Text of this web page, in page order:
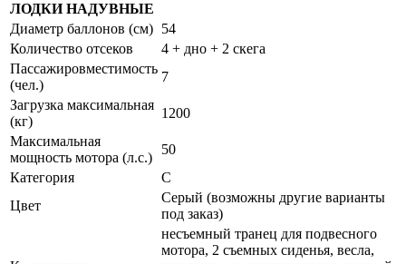
ЛОДКИ НАДУВНЫЕ
Диаметр баллонов (см) 54
Количество отсеков
4 + дно + 2 скега
Пассажировместимость
(чел.)
7
Загрузка максимальная
(кг)
1200
Максимальная
мощность мотора (л.с.)
50
Категория
C
Цвет
Серый (возможны другие варианты
под заказ)
несъемный транец для подвесного
мотора, 2 съемных сиденья, весла,